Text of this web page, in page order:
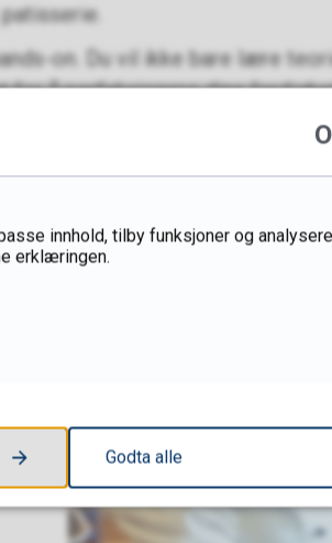
on. Du vil ikke bare lære
for å perfeksjonere dine
av bærekraft i
innhold, tilby funksjoner og
erklæringen.
Godta alle